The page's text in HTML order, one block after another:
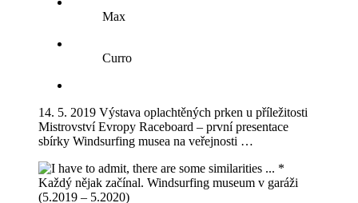
Max
Curro
14. 5. 2019 Výstava oplachtěných prken u příležitosti
Mistrovství Evropy Raceboard – první presentace
sbírky Windsurfing musea na veřejnosti …